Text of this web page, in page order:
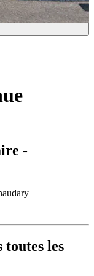
-
toutes les